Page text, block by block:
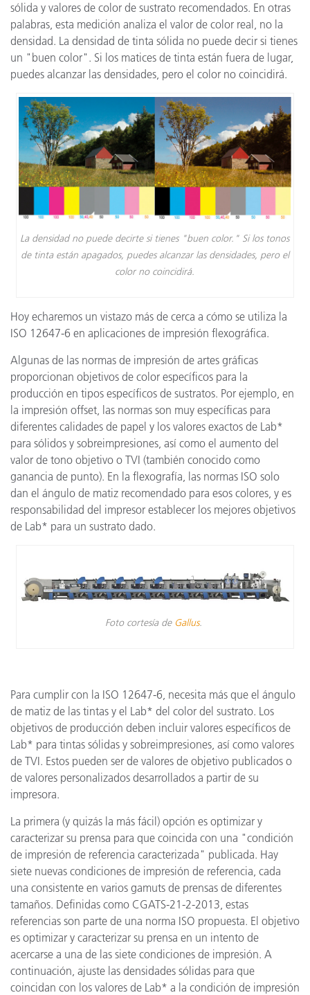
sólida y valores de color de sustrato recomendados. En otras
palabras, esta medición analiza el valor de color real, no la
densidad. La densidad de tinta sólida no puede decir si tienes
un "buen color". Si los matices de tinta están fuera de lugar,
puedes alcanzar las densidades, pero el color no coincidirá.
La densidad no puede decirte si tienes "buen color." Si los tonos
de tinta están apagados, puedes alcanzar las densidades, pero el
color no coincidirá.
Hoy echaremos un vistazo más de cerca a cómo se utiliza la
ISO 12647-6 en aplicaciones de impresión flexográfica.
Algunas de las normas de impresión de artes gráficas
proporcionan objetivos de color específicos para la
producción en tipos específicos de sustratos. Por ejemplo, en
la impresión offset, las normas son muy específicas para
diferentes calidades de papel y los valores exactos de Lab*
para sólidos y sobreimpresiones, así como el aumento del
valor de tono objetivo o TVI (también conocido como
ganancia de punto). En la flexografía, las normas ISO solo
dan el ángulo de matiz recomendado para esos colores, y es
responsabilidad del impresor establecer los mejores objetivos
de Lab* para un sustrato dado.
Foto cortesía de Gallus.
Para cumplir con la ISO 12647-6, necesita más que el ángulo
de matiz de las tintas y el Lab* del color del sustrato. Los
objetivos de producción deben incluir valores específicos de
Lab* para tintas sólidas y sobreimpresiones, así como valores
de TVI. Estos pueden ser de valores de objetivo publicados o
de valores personalizados desarrollados a partir de su
impresora.
La primera (y quizás la más fácil) opción es optimizar y
caracterizar su prensa para que coincida con una "condición
de impresión de referencia caracterizada" publicada. Hay
siete nuevas condiciones de impresión de referencia, cada
una consistente en varios gamuts de prensas de diferentes
tamaños. Definidas como CGATS-21-2-2013, estas
referencias son parte de una norma ISO propuesta. El objetivo
es optimizar y caracterizar su prensa en un intento de
acercarse a una de las siete condiciones de impresión. A
continuación, ajuste las densidades sólidas para que
coincidan con los valores de Lab* a la condición de impresión